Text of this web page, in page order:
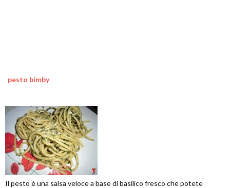
pesto bimby
Il pesto è una salsa veloce a base di basilico fresco che potete